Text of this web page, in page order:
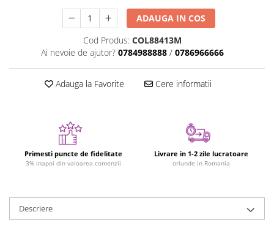
Figurine cu animale domestice
Figurine plus
Nevoi speciale si sindrom Down
Seturi Numberblocks
Jucarii de motricitate
Puzzle clasic
ADAUGA IN COS
Cod Produs: COL88413M
Ai nevoie de ajutor? 0784988888 / 0786966666
Adauga la Favorite Cere informatii
Primesti puncte de fidelitate
3% inapoi din valoarea comenzii
Livrare in 1-2 zile lucratoare
oriunde in Romania
Descriere